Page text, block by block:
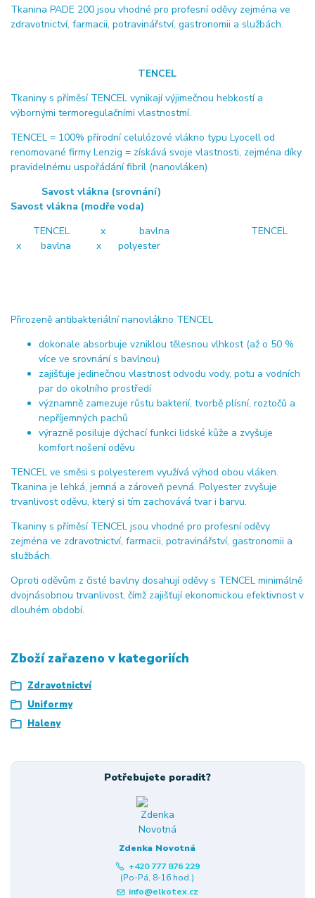
Tkanina PADE 200 jsou vhodné pro profesní oděvy zejména ve
zdravotnictví, farmacii, potravinářství, gastronomii a službách.
TENCEL
Tkaniny s příměsí TENCEL vynikají výjimečnou hebkostí a
výbornými termoregulačními vlastnostmí.
TENCEL = 100% přírodní celulózové vlákno typu Lyocell od
renomované firmy Lenzig = získává svoje vlastnosti, zejména díky
pravidelnému uspořádání fibril (nanovláken)
Savost vlákna (srovnání)
Savost vlákna (modře voda)
TENCEL x bavlna TENCEL
x bavlna x polyester
Přirozeně antibakteriální nanovlákno TENCEL
dokonale absorbuje vzniklou tělesnou vlhkost (až o 50 %
více ve srovnání s bavlnou)
zajišťuje jedinečnou vlastnost odvodu vody, potu a vodních
par do okolního prostředí
významně zamezuje růstu bakterií, tvorbě plísní, roztočů a
nepříjemných pachů
výrazně posiluje dýchací funkci lidské kůže a zvyšuje
komfort nošení oděvu
TENCEL ve směsi s polyesterem využívá výhod obou vláken.
Tkanina je lehká, jemná a zároveň pevná. Polyester zvyšuje
trvanlivost oděvu, který si tím zachovává tvar i barvu.
Tkaniny s příměsí TENCEL jsou vhodné pro profesní oděvy
zejména ve zdravotnictví, farmacii, potravinářství, gastronomii a
službách.
Oproti oděvům z čisté bavlny dosahují oděvy s TENCEL minimálně
dvojnásobnou trvanlivost, čímž zajišťují ekonomickou efektivnost v
dlouhém období.
Zboží zařazeno v kategoriích
Zdravotnictví
Uniformy
Haleny
Potřebujete poradit?
Zdenka Novotná
+420 777 876 229
(Po-Pá, 8-16 hod.)
info@elkotex.cz